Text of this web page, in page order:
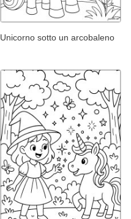
Unicorno sotto un arcobaleno